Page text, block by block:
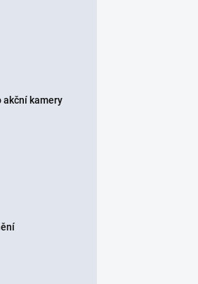
akční kamery